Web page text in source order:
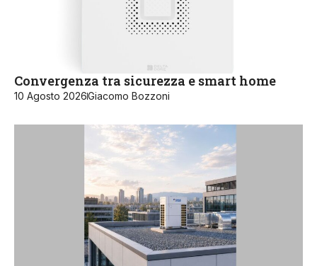
Convergenza tra sicurezza e smart home
10 Agosto 2026Giacomo Bozzoni